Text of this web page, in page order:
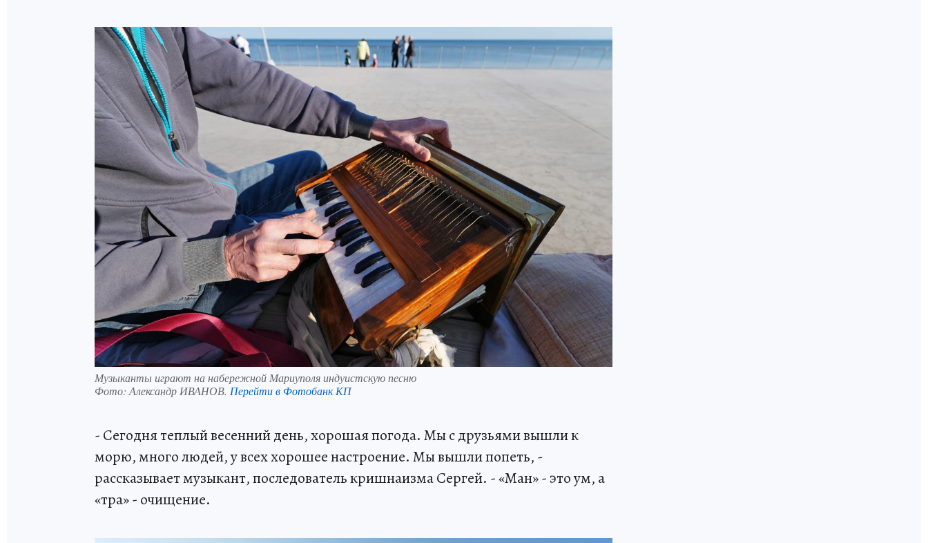
Музыканты играют на набережной Мариуполя индуистскую песню
Фото: Александр ИВАНОВ. Перейти в Фотобанк КП
- Сегодня теплый весенний день, хорошая погода. Мы с друзьями вышли к
морю, много людей, у всех хорошее настроение. Мы вышли попеть, -
рассказывает музыкант, последователь кришнаизма Сергей. - «Ман» - это ум, а
«тра» - очищение.